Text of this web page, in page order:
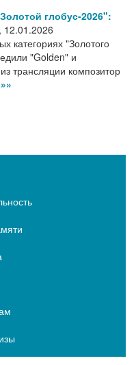
глобус-2026":
, 12.01.2026
категориях "Золотого
"Golden" и
трансляции композитор
»»